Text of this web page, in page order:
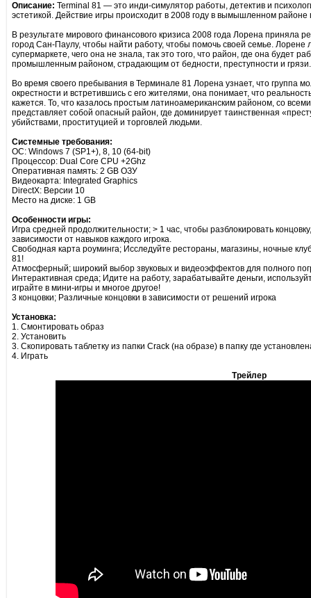
Описание: Terminal 81 — это инди-симулятор работы, детектив и
эстетикой. Действие игры происходит в 2008 году в вымышленном
В результате мирового финансового кризиса 2008 года Лорена приняла
город Сан-Паулу, чтобы найти работу, чтобы помочь своей семье. Лорене
супермаркете, чего она не знала, так это того, что район, где она будет
промышленным районом, страдающим от бедности, преступности и грязи.
Во время своего пребывания в Терминале 81 Лорена узнает, что группа
окрестности и встретившись с его жителями, она понимает, что
кажется. То, что казалось простым латиноамериканским районом, со
представляет собой опасный район, где доминирует таинственная
убийствами, проституцией и торговлей людьми.
Системные требования:
ОС: Windows 7 (SP1+), 8, 10 (64-bit)
Процессор: Dual Core CPU +2Ghz
Оперативная память: 2 GB ОЗУ
Видеокарта: Integrated Graphics
DirectX: Версии 10
Место на диске: 1 GB
Особенности игры:
Игра средней продолжительности; > 1 час, чтобы разблокировать
зависимости от навыков каждого игрока.
Свободная карта роуминга; Исследуйте рестораны, магазины, ночные
81!
Атмосферный; широкий выбор звуковых и видеоэффектов для полного
Интерактивная среда; Идите на работу, зарабатывайте деньги,
играйте в мини-игры и многое другое!
3 концовки; Различные концовки в зависимости от решений игрока
Установка:
1. Смонтировать образ
2. Установить
3. Скопировать таблетку из папки Crack (на образе) в папку где
4. Играть
Трейлер